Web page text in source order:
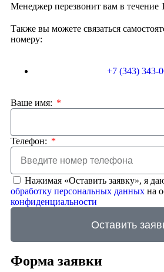
Менеджер перезвонит вам в течение
Также вы можете связаться
номеру:
+7 (343) 343-
Ваше имя:
Телефон:
Нажимая «Оставить заявку», я
обработку персональных данных на
конфиденциальности
Оставить
Форма заявки